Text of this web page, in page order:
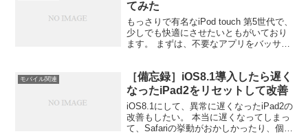
てみた
もっさりで有名なiPod touch 第5世代で、
少しでも快適にさせたいともがいており
ます。 まずは、不要なアプリをバッサリ
ろうという発想です。効果は不明です
が、なんと...
モバイル関連
［備忘録］iOS8.1導入したら遅く
なったiPad2をリセットして改善
iOS8.1にして、異常に遅くなったiPad2の
改善もしたい。 本当に遅くなってしまっ
て、Safariの挙動がおかしかったり、個別